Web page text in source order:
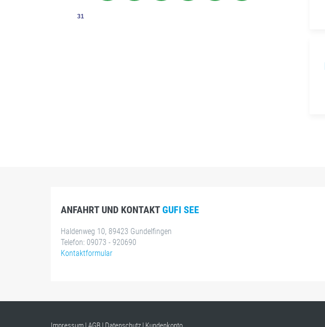
31
ANFAHRT UND KONTAKT GUFI SEE
Haldenweg 10, 89423 Gundelfingen
Telefon: 09073 - 920690
Kontaktformular